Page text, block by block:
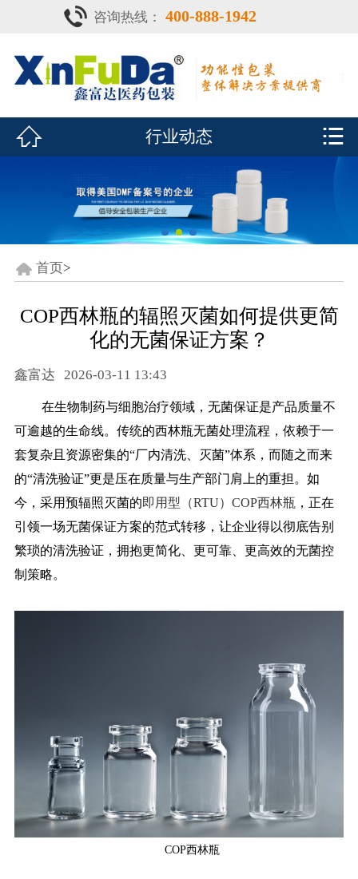
 首页
产品中心
鑫富达资质
行业动态
联系我们
CDE查询
咨询热线： 400-888-1942
 行业动态 
首页>
COP西林瓶的辐照灭菌如何提供更简
化的无菌保证方案？
鑫富达 2026-03-11 13:43
在生物制药与细胞治疗领域，无菌保证是产品质量不
可逾越的生命线。传统的西林瓶无菌处理流程，依赖于一
套复杂且资源密集的“厂内清洗、灭菌”体系，而随之而来
的“清洗验证”更是压在质量与生产部门肩上的重担。如
今，采用预辐照灭菌的即用型（RTU）COP西林瓶 ，正在
引领一场无菌保证方案的范式转移，让企业得以彻底告别
繁琐的清洗验证，拥抱更简化、更可靠、更高效的无菌控
制策略。
COP西林瓶